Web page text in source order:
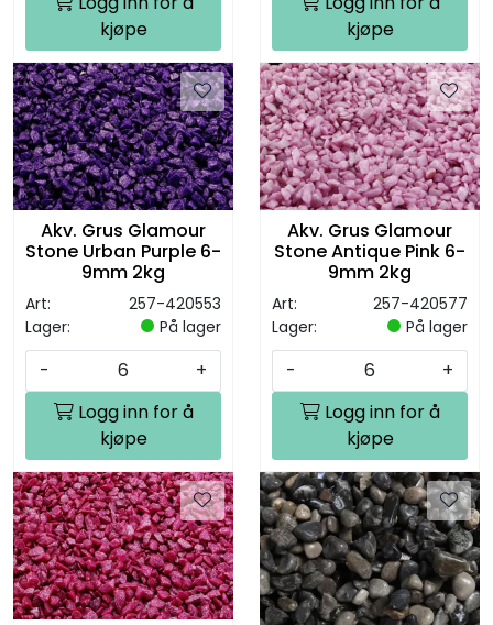
kjøpe
kjøpe
Akv. Grus Glamour
Stone Urban Purple 6-
9mm 2kg
Art:
257-420553
Lager:
På lager
-
+
Logg inn for å
kjøpe
Akv. Grus Glamour
Stone Antique Pink 6-
9mm 2kg
Art:
257-420577
Lager:
På lager
-
+
Logg inn for å
kjøpe